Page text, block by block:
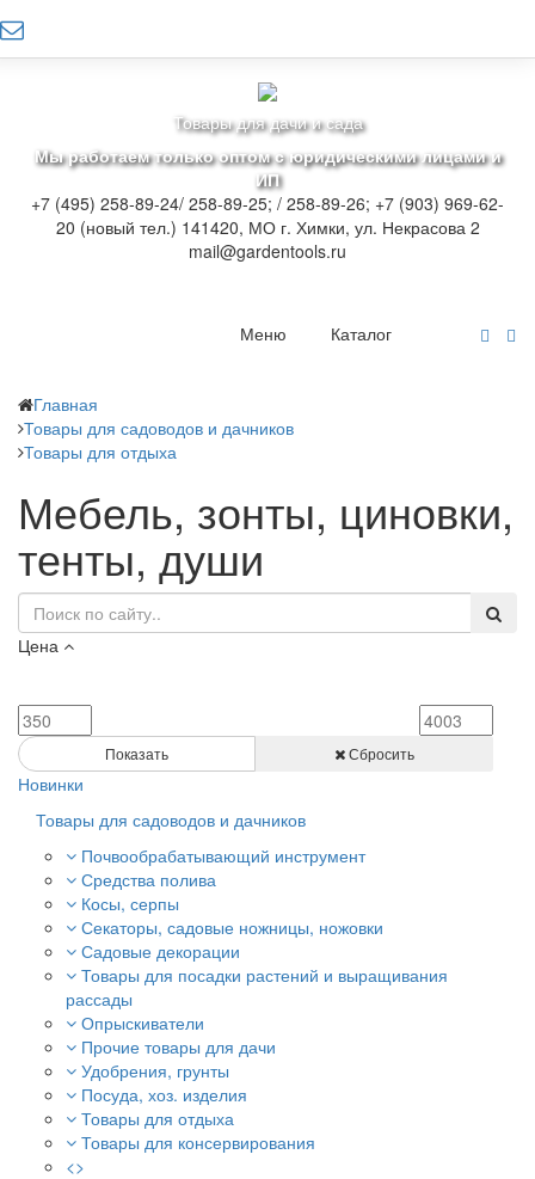
Товары для дачи и сада
Мы работаем только оптом с юридическими лицами и
ИП
+7 (495) 258-89-24/ 258-89-25; / 258-89-26; +7 (903) 969-62-
20 (новый тел.) 141420, МО г. Химки, ул. Некрасова 2
mail@gardentools.ru
Каталог
Меню
Главная
Товары для садоводов и дачников
Товары для отдыха
Мебель, зонты, циновки,
тенты, души
Цена
Показать Сбросить
Новинки
Товары для садоводов и дачников
Почвообрабатывающий инструмент
Средства полива
Косы, серпы
Секаторы, садовые ножницы, ножовки
Садовые декорации
Товары для посадки растений и выращивания
рассады
Опрыскиватели
Прочие товары для дачи
Удобрения, грунты
Посуда, хоз. изделия
Товары для отдыха
Товары для консервирования
<>